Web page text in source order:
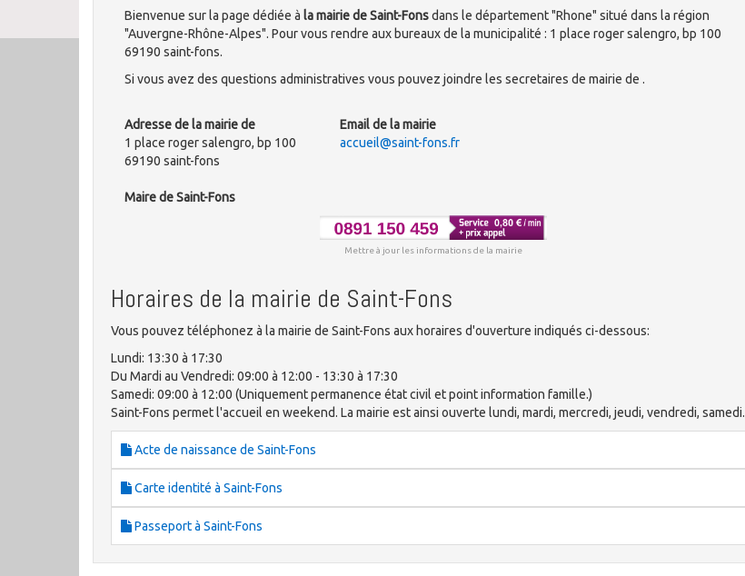
Bienvenue sur la page dédiée à la mairie de Saint-Fonsdans le département "Rhone" situé dans la région
"Auvergne-Rhône-Alpes". Pour vous rendre aux bureaux de la municipalité : 1 place roger salengro, bp 100
69190 saint-fons.
Si vous avez des questions administratives vous pouvez joindre les secretaires de mairie de .
Adresse de la mairie de
1 place roger salengro, bp 100
69190 saint-fons
Maire de Saint-Fons
Email de la mairie
accueil@saint-fons.fr
Mettre à jour les informations de la mairie
Horaires de la mairie de Saint-Fons
Vous pouvez téléphonez à la mairie de Saint-Fons aux horaires d'ouverture indiqués ci-dessous:
Lundi: 13:30 à 17:30
Du Mardi au Vendredi: 09:00 à 12:00 - 13:30 à 17:30
Samedi: 09:00 à 12:00 (Uniquement permanence état civil et point information famille.)
Saint-Fons permet l'accueil en weekend. La mairie est ainsi ouverte lundi, mardi, mercredi, jeudi, vendredi, samedi.
Acte de naissance de Saint-Fons
Carte identité à Saint-Fons
Passeport à Saint-Fons